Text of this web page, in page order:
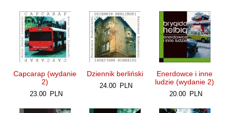
Liskowacki Konrad
Lisowski Krzysztof
Maciejewski Krzysztof
Maj Marek
Majzel Tomasz
Malzahn Miłka O.
Capcarap (wydanie
2)
23.00 PLN
Dziennik berliński
24.00 PLN
Enerdowce i inne
ludzie (wydanie 2)
20.00 PLN